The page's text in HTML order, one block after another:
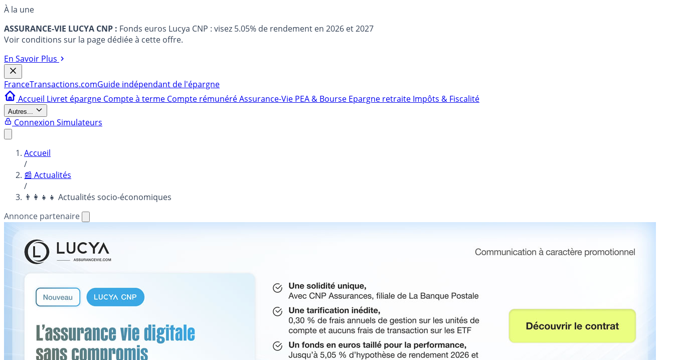
À la une
ASSURANCE-VIE LUCYA CNP : Fonds euros Lucya CNP : visez 5.05% de rendement en 2026 et 2027
Voir conditions sur la page dédiée à cette offre.
En Savoir Plus
FranceTransactions.comGuide indépendant de l'épargne
Accueil Livret épargne Compte à terme Compte rémunéréAssurance-Vie PEA & Bourse Epargne retraite Impôts & Fiscalité
Autres...
Connexion Simulateurs
Accueil
/
📰 Actualités
/
👨‍👩‍👧‍👧 Actualités socio-économiques
Annonce partenaire